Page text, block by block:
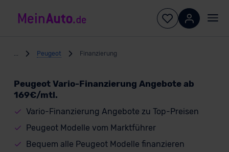
Peugeot Finanzierung
Peugeot Vario-Finanzierung Angebote ab
169€/mtl.
Vario-Finanzierung Angebote zu Top-Preisen
Peugeot Modelle vom Marktführer
Bequem alle Peugeot Modelle finanzieren